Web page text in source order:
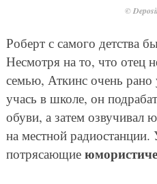
©
Роберт с самого детства
Несмотря на то, что отец
семью, Аткинс очень
учась в школе, он
обуви, а затем озвучивал
на местной
потрясающие